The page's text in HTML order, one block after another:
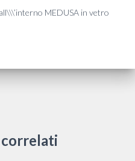
MEDUSA in vetro